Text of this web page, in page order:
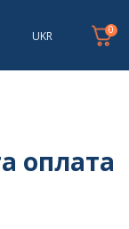
UKR 0
оплата